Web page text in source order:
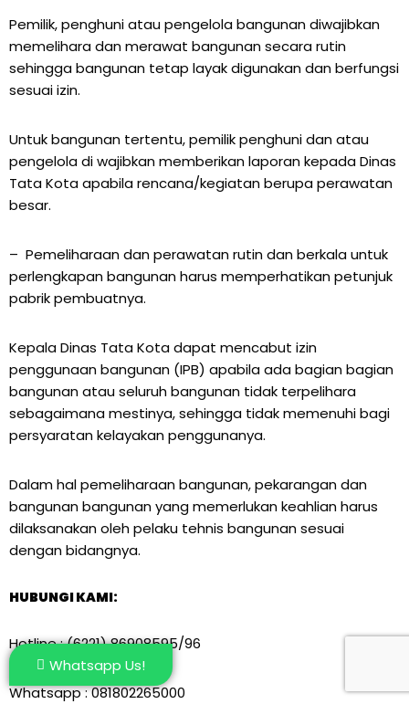
Pemilik, penghuni atau pengelola bangunan diwajibkan
memelihara dan merawat bangunan secara rutin
sehingga bangunan tetap layak digunakan dan berfungsi
sesuai izin.
Untuk bangunan tertentu, pemilik penghuni dan atau
pengelola di wajibkan memberikan laporan kepada Dinas
Tata Kota apabila rencana/kegiatan berupa perawatan
besar.
– Pemeliharaan dan perawatan rutin dan berkala untuk
perlengkapan bangunan harus memperhatikan petunjuk
pabrik pembuatnya.
Kepala Dinas Tata Kota dapat mencabut izin
penggunaan bangunan (IPB) apabila ada bagian bagian
bangunan atau seluruh bangunan tidak terpelihara
sebagaimana mestinya, sehingga tidak memenuhi bagi
persyaratan kelayakan penggunanya.
Dalam hal pemeliharaan bangunan, pekarangan dan
bangunan bangunan yang memerlukan keahlian harus
dilaksanakan oleh pelaku tehnis bangunan sesuai
dengan bidangnya.
HUBUNGI KAMI:
Hotline : (6221) 86908595/96
Whatsapp : 081802265000
Whatsapp Us!